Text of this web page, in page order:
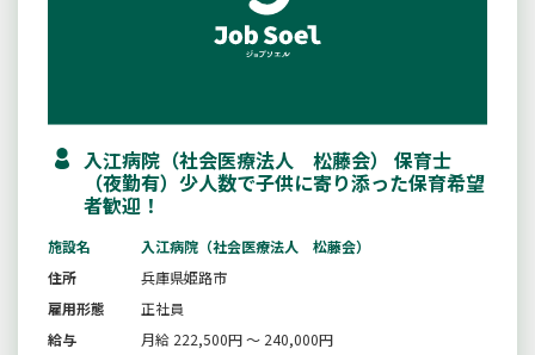
入江病院（社会医療法人 松藤会） 保育士
（夜勤有）少人数で子供に寄り添った保育希望
者歓迎！
施設名
入江病院（社会医療法人 松藤会）
住所
兵庫県姫路市
雇用形態
正社員
給与
月給 222,500円 ～ 240,000円